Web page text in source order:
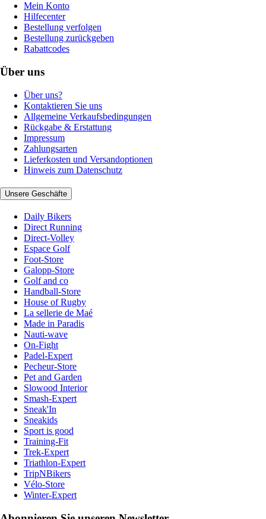
Mein Konto
Hilfecenter
Bestellung verfolgen
Bestellung zurückgeben
Rabattcodes
Über uns
Über uns?
Kontaktieren Sie uns
Allgemeine Verkaufsbedingungen
Rückgabe & Erstattung
Impressum
Zahlungsarten
Lieferkosten und Versandoptionen
Hinweis zum Datenschutz
Unsere Geschäfte
Daily Bikers
Direct Running
Direct-Volley
Espace Golf
Foot-Store
Galopp-Store
Golf and co
Handball-Store
House of Rugby
La sellerie de Maé
Made in Paradis
Nauti-wave
On-Fight
Padel-Expert
Pecheur-Store
Pet and Garden
Slowood Interior
Smash-Expert
Sneak'In
Sneakids
Sport is good
Training-Fit
Trek-Expert
Triathlon-Expert
TripNBikers
Vélo-Store
Winter-Expert